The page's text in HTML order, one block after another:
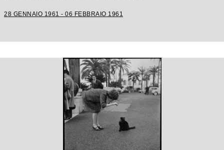
28 GENNAIO 1961 - 06 FEBBRAIO 1961